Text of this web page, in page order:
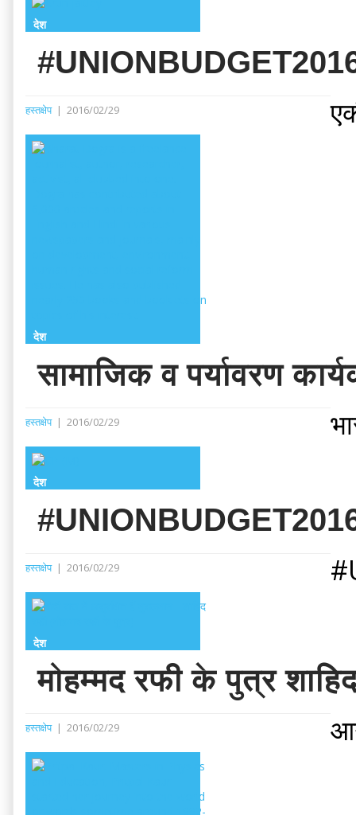
देश
हस्तक्षेप | 2016/02/29
देश
सामाजिक व पर्यावरण
हस्तक्षेप | 2016/02/29
देश
हस्तक्षेप | 2016/02/29
देश
मोहम्मद रफी के पुत्र
हस्तक्षेप | 2016/02/29